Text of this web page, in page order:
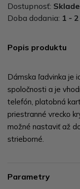
Dostupnosť:
Doba dodania: 1 -
Popis produktu
Dámska ľadvinka je
spoločnosti a je
telefón, platobná
priestranné vrecko
možné nastaviť až
strieborné.
Parametry